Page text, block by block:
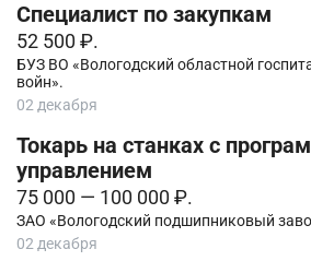
Специалист по закупкам
52 500 ₽.
БУЗ ВО «Вологодский областной
войн».
02 декабря
Токарь на станках с
управлением
75 000 — 100 000 ₽.
ЗАО «Вологодский подшипниковый
02 декабря